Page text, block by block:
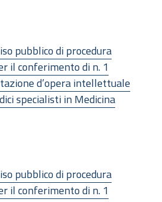
pubblico di procedura
il conferimento di n. 1
d’opera intellettuale
specialisti in Medicina
pubblico di procedura
il conferimento di n. 1